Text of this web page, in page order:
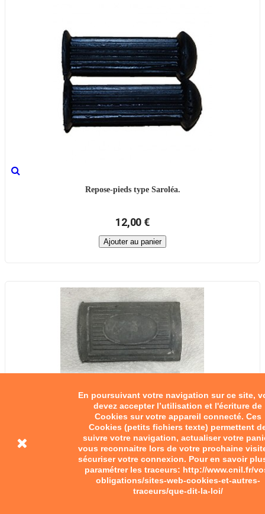
En poursuivant votre navigation sur ce site,
devez accepter l’utilisation et l'écriture de
Cookies sur votre appareil connecté. Ces
Cookies (petits fichiers texte) permettent
suivre votre navigation, actualiser votre
vous reconnaitre lors de votre prochaine
sécuriser votre connexion. Pour en savoir
paramétrer les traceurs: http://www.cnil.fr/
obligations/sites-web-cookies-et-autres-
traceurs/que-dit-la-loi/
Repose-pieds type Saroléa.
12,00 €
Ajouter au panier